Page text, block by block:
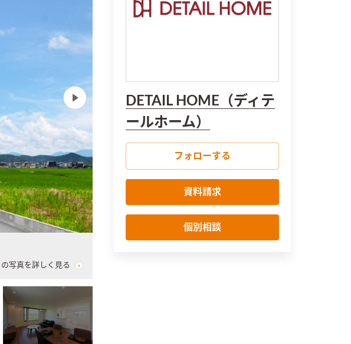
の写真を詳しく見る
DETAIL HOME（ディテ
ールホーム）
フォローする
資料請求
個別相談